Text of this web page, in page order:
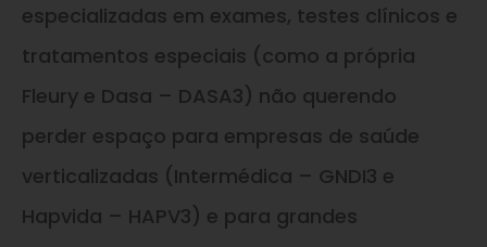
especializadas em exames, testes clínicos e
tratamentos especiais (como a própria
Fleury e Dasa – DASA3) não querendo
perder espaço para empresas de saúde
verticalizadas (Intermédica – GNDI3 e
Hapvida – HAPV3) e para grandes